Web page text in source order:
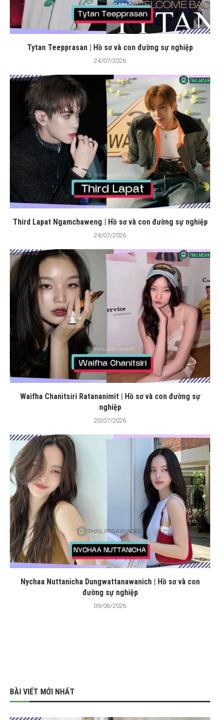
Tytan Teepprasan | Hồ sơ và con đường sự nghiệp
24/07/2026
Third Lapat Ngamchaweng | Hồ sơ và con đường sự nghiệp
24/07/2026
Waifha Chanitsiri Ratananimit | Hồ sơ và con đường sự
nghiệp
20/07/2026
Nychaa Nuttanicha Dungwattanawanich | Hồ sơ và con
đường sự nghiệp
09/06/2026
BÀI VIẾT MỚI NHẤT